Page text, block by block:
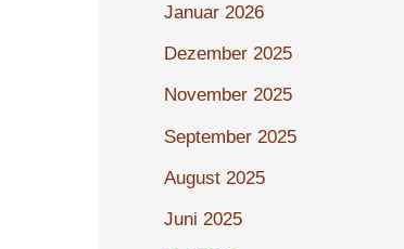
Januar 2026
Dezember 2025
November 2025
September 2025
August 2025
Juni 2025